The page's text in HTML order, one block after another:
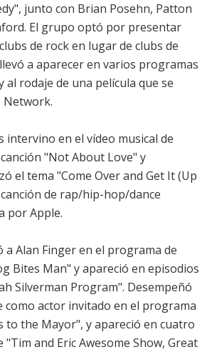
junto con Brian Posehn, Patton
El grupo optó por presentar
de rock en lugar de clubs de
a aparecer en varios programas
al rodaje de una película que se
Network.
intervino en el vídeo musical de
"Not About Love" y
el tema "Come Over and Get It (Up
de rap/hip-hop/dance
por Apple.
a Alan Finger en el programa de
Bites Man" y apareció en episodios
Silverman Program". Desempeñó
actor invitado en el programa
to the Mayor", y apareció en cuatro
"Tim and Eric Awesome Show, Great